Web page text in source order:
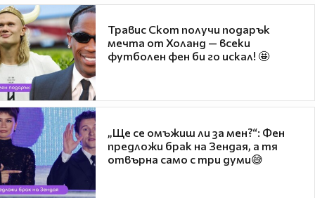
Травис Скот получи подарък
мечта от Холанд — всеки
футболен фен би го искал! 🤩
„Ще се омъжиш ли за мен?“: Фен
предложи брак на Зендая, а тя
отвърна само с три думи😅